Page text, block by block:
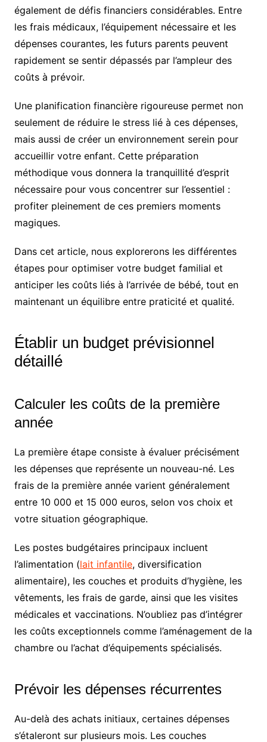
également de défis financiers considérables. Entre
les frais médicaux, l’équipement nécessaire et les
dépenses courantes, les futurs parents peuvent
rapidement se sentir dépassés par l’ampleur des
coûts à prévoir.
Une planification financière rigoureuse permet non
seulement de réduire le stress lié à ces dépenses,
mais aussi de créer un environnement serein pour
accueillir votre enfant. Cette préparation
méthodique vous donnera la tranquillité d’esprit
nécessaire pour vous concentrer sur l’essentiel :
profiter pleinement de ces premiers moments
magiques.
Dans cet article, nous explorerons les différentes
étapes pour optimiser votre budget familial et
anticiper les coûts liés à l’arrivée de bébé, tout en
maintenant un équilibre entre praticité et qualité.
Établir un budget prévisionnel
détaillé
Calculer les coûts de la première
année
La première étape consiste à évaluer précisément
les dépenses que représente un nouveau-né. Les
frais de la première année varient généralement
entre 10 000 et 15 000 euros, selon vos choix et
votre situation géographique.
Les postes budgétaires principaux incluent
l’alimentation (lait infantile, diversification
alimentaire), les couches et produits d’hygiène, les
vêtements, les frais de garde, ainsi que les visites
médicales et vaccinations. N’oubliez pas d’intégrer
les coûts exceptionnels comme l’aménagement de la
chambre ou l’achat d’équipements spécialisés.
Prévoir les dépenses récurrentes
Au-delà des achats initiaux, certaines dépenses
s’étaleront sur plusieurs mois. Les couches